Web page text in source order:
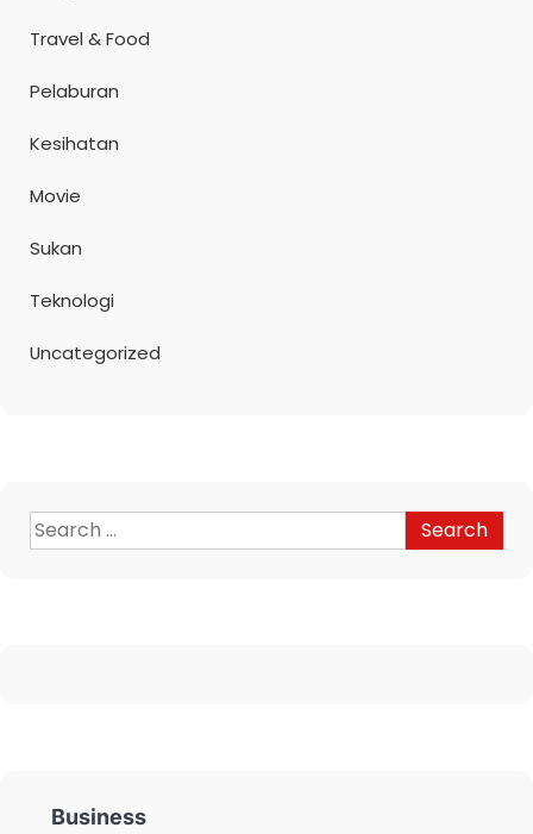
Travel & Food
Pelaburan
Kesihatan
Movie
Sukan
Teknologi
Uncategorized
Business